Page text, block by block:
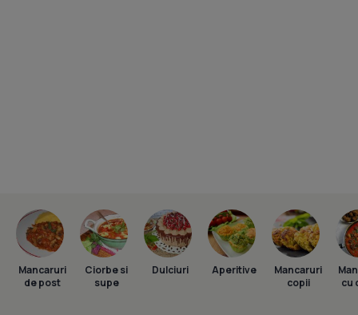
Mancaruri
de post
Ciorbe si
supe
Dulciuri Aperitive
Mancaruri
copii
cu